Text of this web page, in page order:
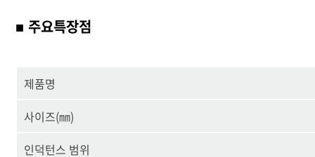
■ 주요특장점
제품명
사이즈(㎜)
인덕턴스 범위